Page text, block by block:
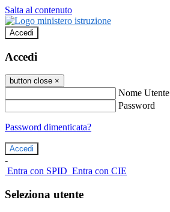
Salta al contenuto
Accedi
Accedi
button close ×
Nome Utente
Password
Password dimenticata?
-
Entra con SPID Entra con CIE
Seleziona utente